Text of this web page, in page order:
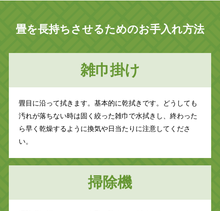
畳を長持ちさせるためのお手入れ方法
雑巾掛け
畳目に沿って拭きます。基本的に乾拭きです。どうしても
汚れが落ちない時は固く絞った雑巾で水拭きし、終わった
ら早く乾燥するように換気や日当たりに注意してくださ
い。
掃除機